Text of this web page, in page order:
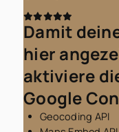
Damit
hier
aktiviere
Google
Geocoding API